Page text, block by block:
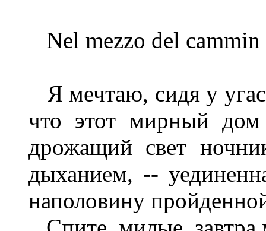
Nel mezzo del
Я мечтаю, сидя у
что этот мирный дом
дрожащий свет
дыханием, --
наполовину